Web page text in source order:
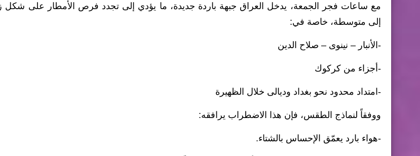
مع ساعات فجر الجمعة، يدخل العراق جبهة باردة جديدة، ما يؤدي إلى تجدد فرص الأمطار على شكل
إلى متوسطة، خاصة في:
-الأنبار – نينوى – صلاح الدين
-أجزاء من كركوك
-امتداد محدود نحو بغداد وديالى خلال الظهيرة
ووفقاً لنماذج الطقس، فإن هذا الاضطراب يرافقه:
-هواء بارد يعمّق الإحساس بالشتاء.